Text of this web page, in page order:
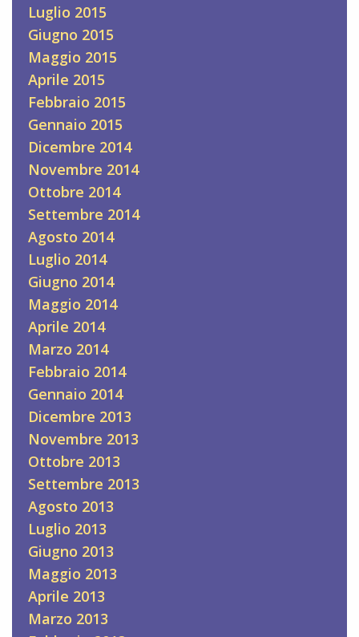
Luglio 2015
Giugno 2015
Maggio 2015
Aprile 2015
Febbraio 2015
Gennaio 2015
Dicembre 2014
Novembre 2014
Ottobre 2014
Settembre 2014
Agosto 2014
Luglio 2014
Giugno 2014
Maggio 2014
Aprile 2014
Marzo 2014
Febbraio 2014
Gennaio 2014
Dicembre 2013
Novembre 2013
Ottobre 2013
Settembre 2013
Agosto 2013
Luglio 2013
Giugno 2013
Maggio 2013
Aprile 2013
Marzo 2013